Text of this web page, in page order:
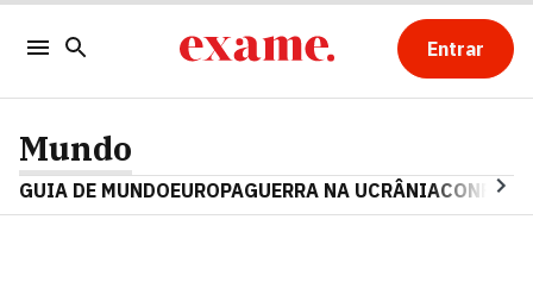
Entrar
Mundo
GUIA DE MUNDOEUROPAGUERRA NA UCRÂNIA